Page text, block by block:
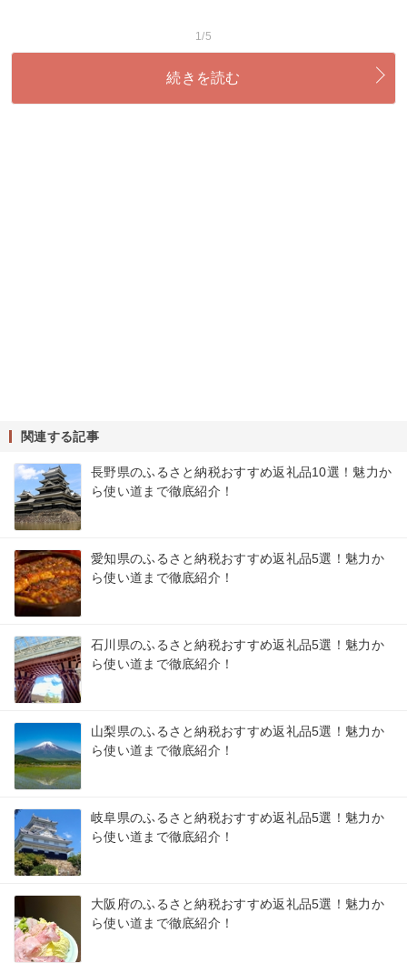
1/5
続きを読む
関連する記事
長野県のふるさと納税おすすめ返礼品10選！魅力か
ら使い道まで徹底紹介！
愛知県のふるさと納税おすすめ返礼品5選！魅力か
ら使い道まで徹底紹介！
石川県のふるさと納税おすすめ返礼品5選！魅力か
ら使い道まで徹底紹介！
山梨県のふるさと納税おすすめ返礼品5選！魅力か
ら使い道まで徹底紹介！
岐阜県のふるさと納税おすすめ返礼品5選！魅力か
ら使い道まで徹底紹介！
大阪府のふるさと納税おすすめ返礼品5選！魅力か
ら使い道まで徹底紹介！